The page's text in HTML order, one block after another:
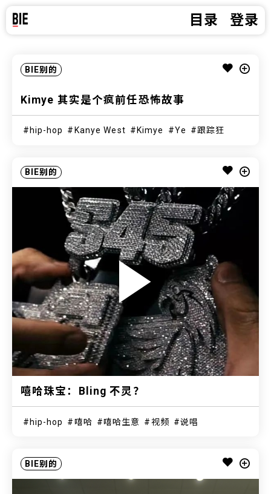
目录 登录
BIE别的
Kimye 其实是个疯前任恐怖故事
hip-hop Kanye West Kimye Ye 跟踪狂
BIE别的
嘻哈珠宝：Bling 不灵？
hip-hop 嘻哈 嘻哈生意 视频 说唱
BIE别的